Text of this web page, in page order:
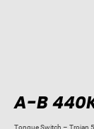
A-B
Tongue Switch – Trojan